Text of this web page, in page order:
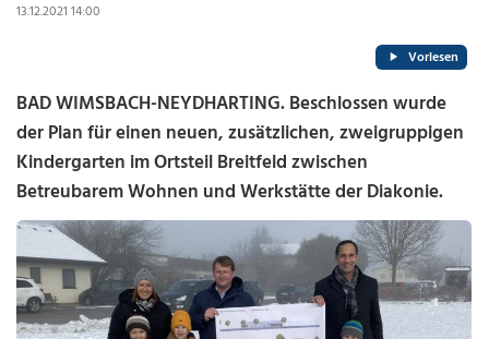
13.12.2021 14:00
Vorlesen
BAD WIMSBACH-NEYDHARTING. Beschlossen wurde
der Plan für einen neuen, zusätzlichen, zweigruppigen
Kindergarten im Ortsteil Breitfeld zwischen
Betreubarem Wohnen und Werkstätte der Diakonie.